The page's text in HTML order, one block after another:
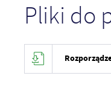
Pliki do